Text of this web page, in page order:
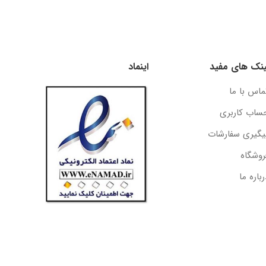
های مفید
با ما
کاربری
سفارشات
ما
اینماد